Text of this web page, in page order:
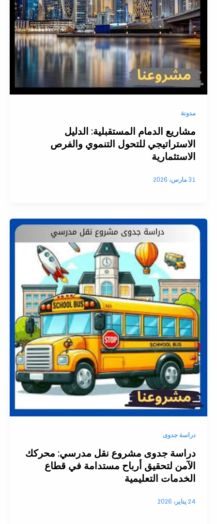
مدونة
مشاريع الدمام المستقبلية: الدليل
الاستراتيجي للتحول التنموي والفرص
الاستثمارية
31 مارس، 2026
دراسة جدوى
دراسة جدوى مشروع نقل مدرسي: محركك
الآمن لتحقيق أرباح مستدامة في قطاع
الخدمات التعليمية
24 يناير، 2026